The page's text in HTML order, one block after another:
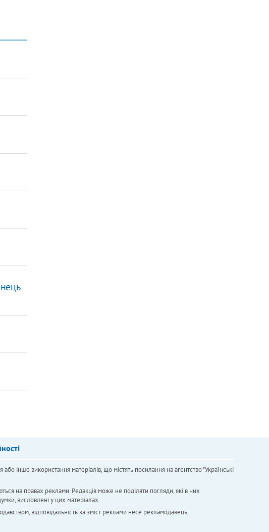
інше використання матеріалів, що містять посилання на агентство "Українськi
на правах реклами. Редакція може не поділяти погляди, які в них
висловлені у цих матеріалах.
відповідальність за зміст реклами несе рекламодавець.